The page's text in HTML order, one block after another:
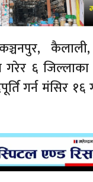
कैलाली,
६ जिल्लाका
गर्न मंसिर